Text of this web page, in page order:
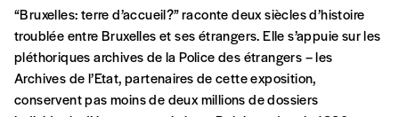
CONNEXION
A partir de 2021,Imag, le magazine de
l’interculturel,vous est proposé à PRIX LIBRE.
Le prix libre est un mode de fixation du prix
par l’acheteur d’un bien ou d’un service, qui
peut être une manière pour lui de payer le prix
“Bruxelles: terre d’accueil?” raconte deux siècles d’histoire
troublée entre Bruxelles et ses étrangers. Elle s’appuie sur les
pléthoriques archives de la Police des étrangers – les
Archives de l’Etat, partenaires de cette exposition,
conservent pas moins de deux millions de dossiers